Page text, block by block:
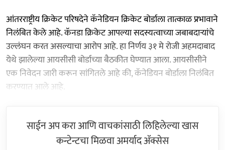
आंतरराष्ट्रीय क्रिकेट परिषदेने कॅनेडियन क्रिकेट बोर्डाला तात्काळ प्रभावाने
निलंबित केले आहे. कॅनडा क्रिकेट आपल्या सदस्यत्वाच्या जबाबदाऱ्यांचे
उल्लंघन करत असल्याचा आरोप आहे. हा निर्णय ३१ मे रोजी अहमदाबाद
येथे झालेल्या आयसीसी बोर्डाच्या बैठकीत घेण्यात आला. आयसीसीने
एक निवेदन जारी करून सांगितले आहे की, कॅनेडियन बोर्डाला निलंबित
करण्यात आले आहे.
साईन अप करा आणि वाचकांसाठी लिहिलेल्या खास
कन्टेन्टचा मिळवा अमर्याद ॲक्सेस